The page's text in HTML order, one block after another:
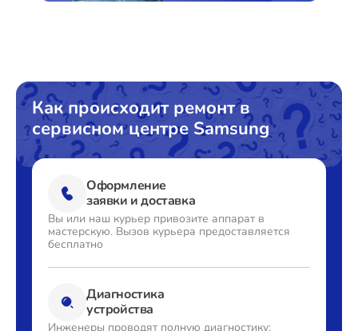
Как происходит ремонт в
сервисном центре Samsung
Оформление
заявки и доставка
Вы или наш курьер привозите аппарат в
мастерскую. Вызов курьера предоставляется
бесплатно
Диагностика
устройства
Инженеры проводят полную диагностику:
Ремонт Микроволновых печей
Ремонт Атс
Ремонт Сплит-систем